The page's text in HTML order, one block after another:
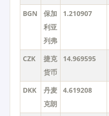
BGN
保加
利亚
列弗
1.210907
CZK
捷克
货币
14.969595
DKK
丹麦
克朗
4.619208